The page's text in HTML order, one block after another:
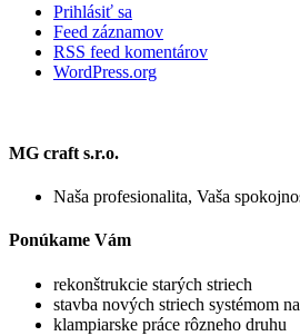
Prihlásiť sa
Feed záznamov
RSS feed komentárov
WordPress.org
MG craft s.r.o.
Naša profesionalita, Vaša
Ponúkame Vám
rekonštrukcie starých striech
stavba nových striech systémom
klampiarske práce rôzneho druhu